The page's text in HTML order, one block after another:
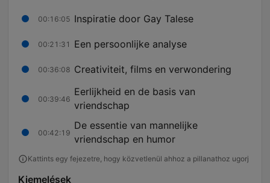
00:16:05 Inspiratie door Gay Talese
00:21:31 Een persoonlijke analyse
00:36:08 Creativiteit, films en verwondering
00:39:46
Eerlijkheid en de basis van
vriendschap
00:42:19
De essentie van mannelijke
vriendschap en humor
Kattints egy fejezetre, hogy közvetlenül ahhoz a pillanathoz ugorj
Kiemelések